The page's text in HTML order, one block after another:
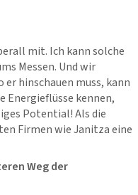
mit. Ich kann solche
Messen. Und wir
er hinschauen muss, kann
Energieflüsse kennen,
Potential! Als die
Firmen wie Janitza eine
Weg der